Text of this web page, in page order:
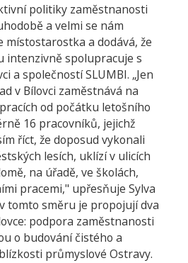
politiky zaměstnanosti
a velmi se nám
místostarostka a dodává, že
intenzivně spolupracuje s
a společností SLUMBI. „Jen
v Bílovci zaměstnává na
od počátku letošního
16 pracovníků, jejichž
říct, že doposud vykonali
lesích, uklízí v ulicích
na úřadě, ve školách,
pracemi," upřesňuje Sylva
tomto směru je propojují dva
podpora zaměstnanosti
o budování čistého a
průmyslové Ostravy.